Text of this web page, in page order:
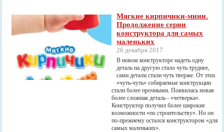
Мягкие кирпичики-мини.
Продолжение серии
конструктора для самых
маленьких
26 декабря 2017
В новом конструкторе надеть одну
деталь на другую стало чуть труднее,
сами детали стали чуть тверже. От этих
«чуть-чуть» собираемые конструкции
стали более прочными. Появилась новая
более сложная деталь - «четверка».
Конструктор получил более широкие
возможности «по строительству». Но он
по-прежнему остался конструктором «для
самых маленьких».